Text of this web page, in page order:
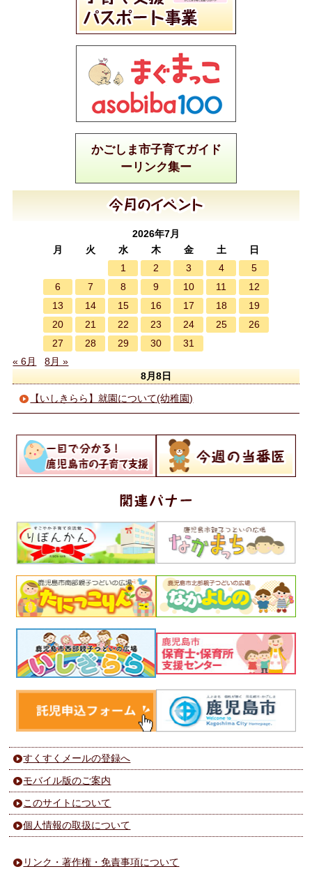
かごしま市子育てガイド
ーリンク集ー
2026年7月
月
火 水 木 金 土
日
1
2 3 4
5
6
7 8 9 10 11
12
13
14 15 16 17 18
19
20
21 22 23 24 25
26
27
28 29 30
31
« 6月
8月 »
8月8日
【いしきらら】就園について(幼稚園)
すくすくメールの登録へ
モバイル版のご案内
このサイトについて
個人情報の取扱について
リンク・著作権・免責事項について